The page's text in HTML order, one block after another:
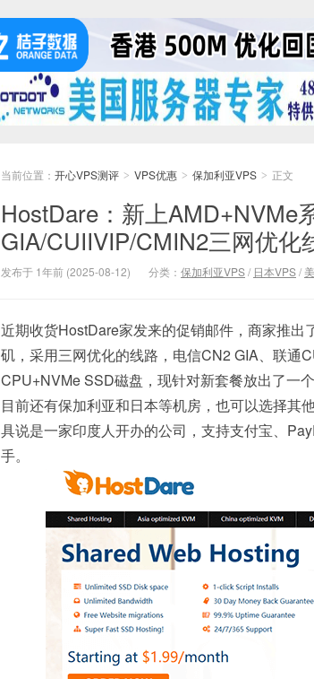
当前位置： 开心VPS测评 > VPS优惠 > 保加利亚VPS > 正文
HostDare：新上AMD+NVMe
GIA/CUIIVIP/CMIN2三网优化
发布于 1年前 (2025-08-12) 分类： 保加利亚VPS/ 日本VPS/
近期收货HostDare家发来的促销邮件，商家推
矶，采用三网优化的线路，电信CN2 GIA、联通
CPU+NVMe SSD磁盘，现针对新套餐放出了一
目前还有保加利亚和日本等机房，也可以选择其
具说是一家印度人开办的公司，支持支付宝、
手。